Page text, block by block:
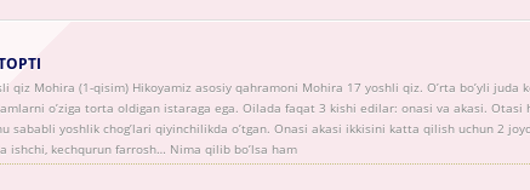
qiz Mohira (1-qisim) Hikoyamiz asosiy qahramoni Mohira 17 yoshli qiz. O’rta bo’yli juda
o’ziga torta oldigan istaraga ega. Oilada faqat 3 kishi edilar: onasi va akasi. Otasi
sababli yoshlik chog’lari qiyinchilikda o’tgan. Onasi akasi ikkisini katta qilish uchun 2
ishchi, kechqurun farrosh… Nima qilib bo’lsa ham